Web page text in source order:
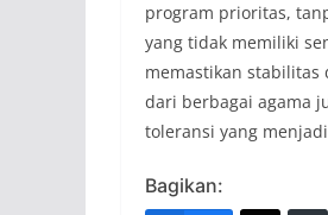
program prioritas,
yang tidak memiliki
memastikan stabilitas
dari berbagai agama
toleransi yang
Bagikan: